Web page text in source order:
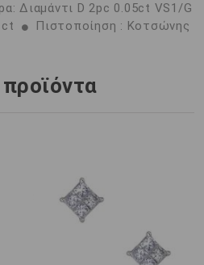
Διαμάντι D 2pc 0.05ct VS1/G
ct
Πιστοποίηση : Κοτσώνης